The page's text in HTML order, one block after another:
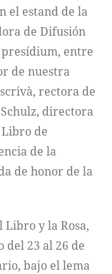
el estand de la
de Difusión
entre
de nuestra
rectora de
directora
de
de la
de honor de la
Libro y la Rosa,
23 al 26 de
bajo el lema